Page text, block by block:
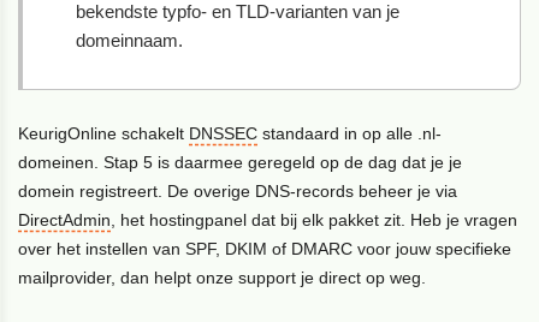
bekendste typfo- en TLD-varianten van je
domeinnaam.
KeurigOnline schakelt DNSSEC standaard in op alle .nl-
domeinen. Stap 5 is daarmee geregeld op de dag dat je je
domein registreert. De overige DNS-records beheer je via
DirectAdmin , het hostingpanel dat bij elk pakket zit. Heb je vragen
over het instellen van SPF, DKIM of DMARC voor jouw specifieke
mailprovider, dan helpt onze support je direct op weg.